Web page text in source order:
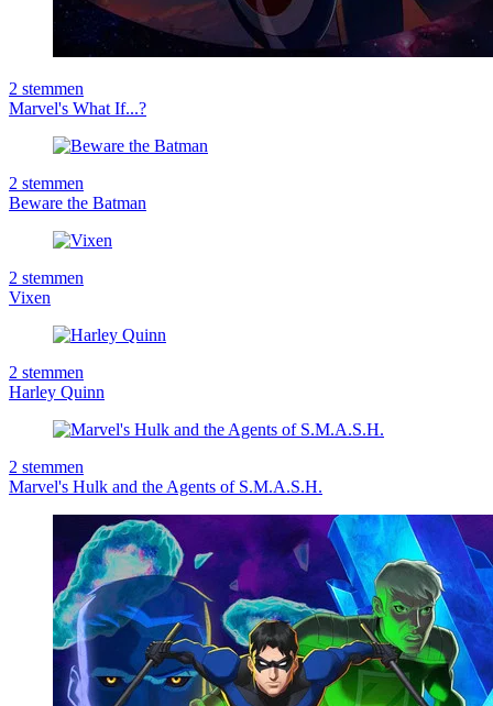
2 stemmen
Marvel's What If...?
2 stemmen
Beware the Batman
2 stemmen
Vixen
2 stemmen
Harley Quinn
2 stemmen
Marvel's Hulk and the Agents of S.M.A.S.H.